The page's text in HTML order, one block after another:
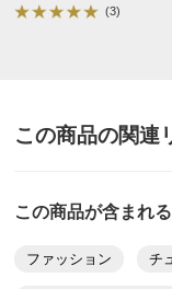
襟天幅（外）
弱い
薄手の綿なので着
着た時のドレー
てます。
ボタンも貝ボタン
(3)
この商品の関連
この商品が含まれ
ファッション チ